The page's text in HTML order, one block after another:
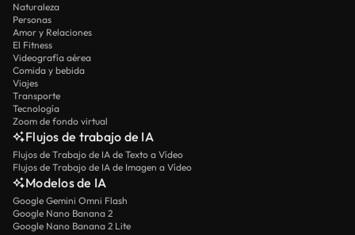
Naturaleza
Personas
Amor y Relaciones
El Fitness
Videografía aérea
Comida y bebida
Viajes
Transporte
Tecnología
Zoom de fondo virtual
Flujos de trabajo de IA
Flujos de Trabajo de IA de Texto a Vídeo
Flujos de Trabajo de IA de Imagen a Vídeo
Modelos de IA
Google Gemini Omni Flash
Google Nano Banana 2
Google Nano Banana 2 Lite